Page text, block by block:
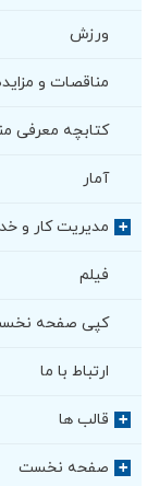
ورزش
مناقصات و
کتابچه معرفی
آمار
+ مدیریت کار و
فیلم
کپی صفحه
ارتباط با ما
+ قالب ها
+ صفحه نخست